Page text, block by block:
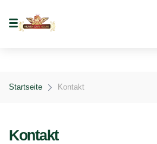
Startseite Kontakt
Kontakt